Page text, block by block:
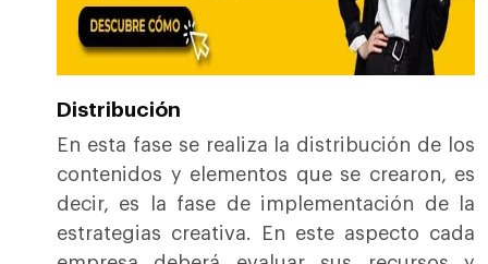
Distribución
En esta fase se realiza la distribución de los
contenidos y elementos que se crearon, es
decir, es la fase de implementación de la
estrategias creativa. En este aspecto cada